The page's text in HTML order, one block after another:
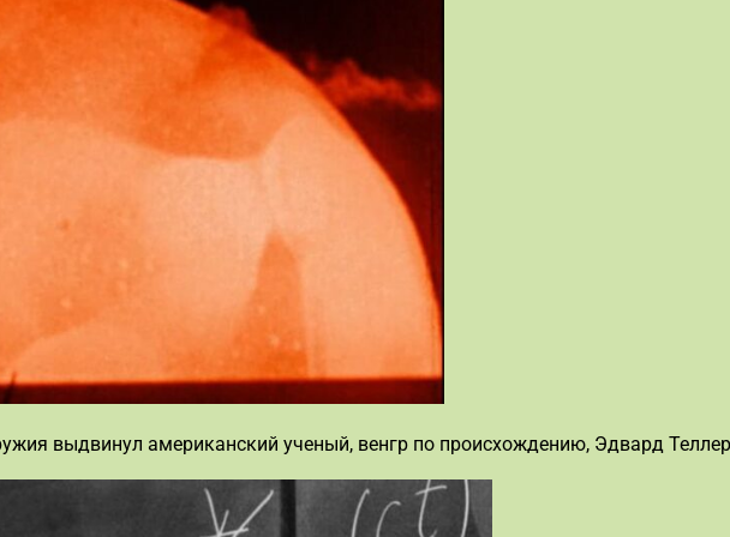
выдвинул американский ученый, венгр по происхождению, Эдвард